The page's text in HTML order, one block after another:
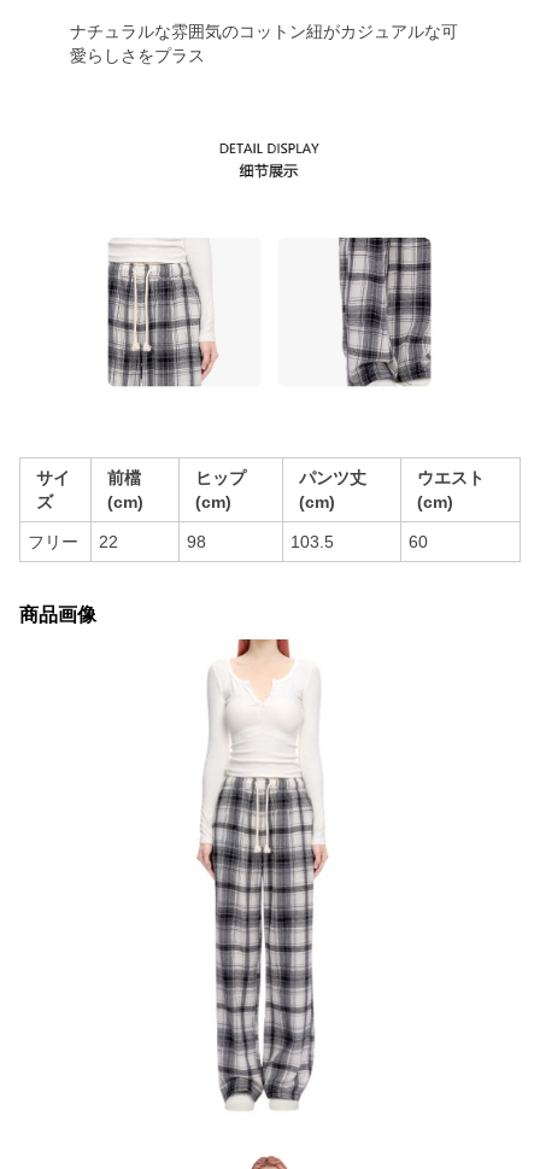
ナチュラルな雰囲気のコットン紐がカジュアルな可
愛らしさをプラス
サイ
ズ
前檔
(cm)
ヒップ
(cm)
パンツ丈
(cm)
ウエスト
(cm)
フリー 22 98 103.5 60
商品画像